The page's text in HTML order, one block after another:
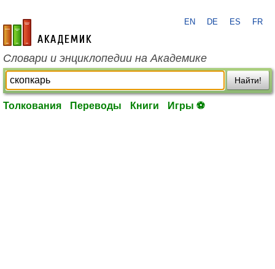
academic.ru
EN DE ES FR
Словари и энциклопедии на Академике
Найти!
Толкования Переводы Книги Игры ⚽